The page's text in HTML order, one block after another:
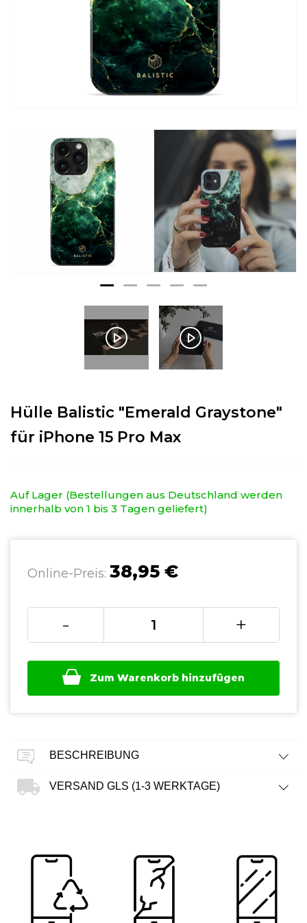
Hülle Balistic "Emerald Graystone"
für iPhone 15 Pro Max
Auf Lager (Bestellungen aus Deutschland werden
innerhalb von 1 bis 3 Tagen geliefert)
Online-Preis: 38,95 €
- +
Zum Warenkorb hinzufügen
BESCHREIBUNG
VERSAND GLS (1-3 WERKTAGE)